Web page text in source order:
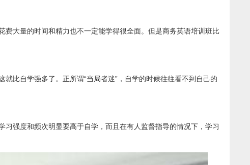
大量的时间和精力也不一定能学得很全面。但是商务英语培训班比
比自学强多了。正所谓“当局者迷”，自学的时候往往看不到自己的
强度和频次明显要高于自学，而且在有人监督指导的情况下，学习